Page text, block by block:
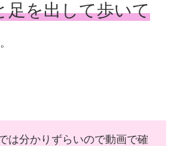
足を出して歩いて
は分かりずらいので動画で確